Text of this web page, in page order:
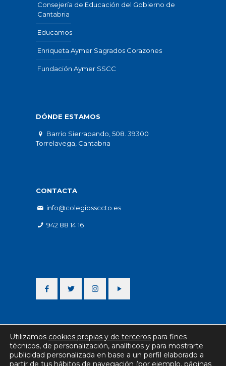
Consejería de Educación del Gobierno de
Cantabria
Educamos
Enriqueta Aymer Sagrados Corazones
Fundación Aymer SSCC
DÓNDE ESTAMOS
Barrio Sierrapando, 508. 39300
Torrelavega, Cantabria
CONTACTA
info@colegiossccto.es
942 88 14 16
Utilizamos cookies propias y de terceros para fines
técnicos, de personalización, analíticos y para mostrarte
publicidad personalizada en base a un perfil elaborado a
partir de tus hábitos de navegación (por ejemplo, páginas